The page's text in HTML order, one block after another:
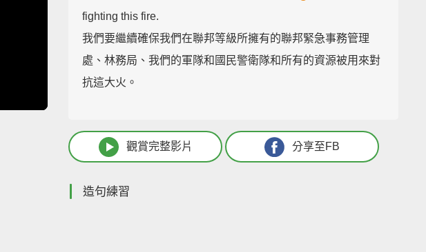
fighting this fire.
我們要繼續確保我們在聯邦等級所擁有的聯邦緊急事務管理
處、林務局、我們的軍隊和國民警衛隊和所有的資源被用來對
抗這大火。
觀賞完整影片 分享至FB
造句練習